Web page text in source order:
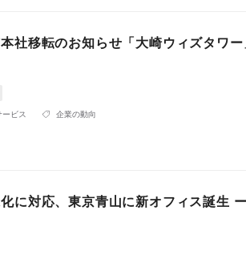
社移転のお知らせ「大崎ウィズタワ
ービス 企業の動向
に対応、東京⻘⼭に新オフィス誕⽣